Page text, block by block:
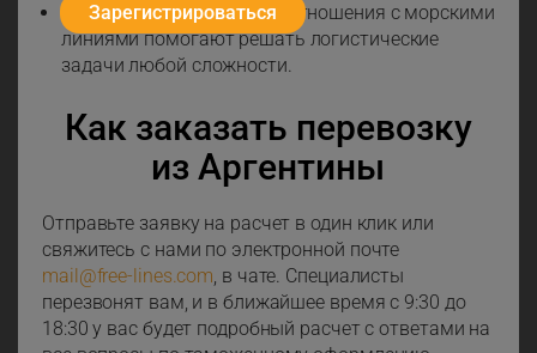
стабильные партнерские отношения с морскими
линиями помогают решать логистические
задачи любой сложности.
Как заказать перевозку
из Аргентины
Отправьте заявку на расчет в один клик или
свяжитесь с нами по электронной почте
mail@free-lines.com, в чате. Специалисты
перезвонят вам, и в ближайшее время с 9:30 до
18:30 у вас будет подробный расчет с ответами на
Зарегистрироваться